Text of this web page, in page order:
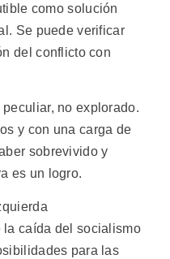
como solución
Se puede verificar
del conflicto con
no explorado.
y con una carga de
sobrevivido y
es un logro.
la caída del socialismo
para las